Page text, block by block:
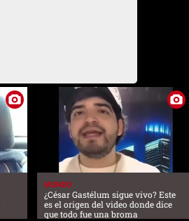
MUNDO
¿César Gastélum sigue vivo? Este
es el origen del video donde dice
que todo fue una broma